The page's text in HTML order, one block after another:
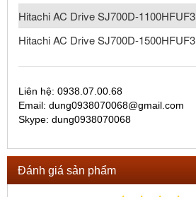
Hitachi AC Drive SJ700D-1100HFUF3
Hitachi AC Drive SJ700D-1500HFUF3
Liên hệ: 0938.07.00.68
Email: dung0938070068@gmail.com
Skype: dung0938070068
Đánh giá sản phẩm